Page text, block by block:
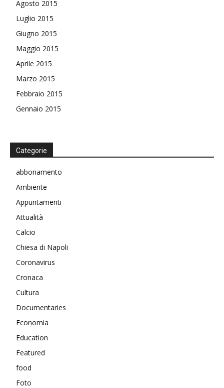
Agosto 2015
Luglio 2015
Giugno 2015
Maggio 2015
Aprile 2015
Marzo 2015
Febbraio 2015
Gennaio 2015
Categorie
abbonamento
Ambiente
Appuntamenti
Attualità
Calcio
Chiesa di Napoli
Coronavirus
Cronaca
Cultura
Documentaries
Economia
Education
Featured
food
Foto